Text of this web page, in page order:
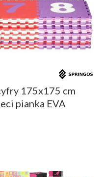
175x175 cm
pianka EVA